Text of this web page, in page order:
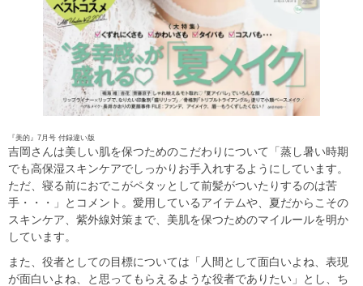
『美的』7月号 付録違い版
吉岡さんは美しい肌を保つためのこだわりについて「蒸し暑い時期
でも高保湿スキンケアでしっかりお手入れするようにしています。
ただ、寝る前におでこがペタッとして前髪がついたりするのは苦
手・・・」とコメント。愛用しているアイテムや、夏だからこその
スキンケア、紫外線対策まで、美肌を保つためのマイルールを明か
しています。
また、役者としての目標については「人間として面白いよね、表現
が面白いよね、と思ってもらえるような役者でありたい」とし、ち